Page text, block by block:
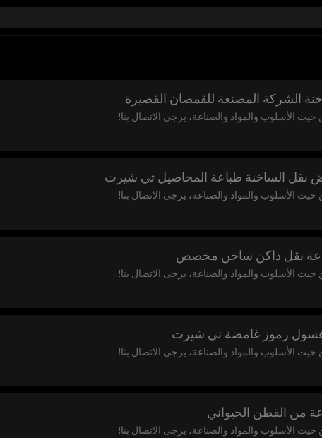
الشركة المصنعة للقمصان القصيرة
الأسلوب والمواد والصناعة، يرجى الاتصال بنا!
نقل الساخنة طباعة المحاصيل تي شيرت
الأسلوب والمواد والصناعة، يرجى الاتصال بنا!
نقل داكن ساخن مخصص
الأسلوب والمواد والصناعة، يرجى الاتصال بنا!
رموز غامضة تي شيرت
الأسلوب والمواد والصناعة، يرجى الاتصال بنا!
من القطن الحيواني
الأسلوب والمواد والصناعة، يرجى الاتصال بنا!